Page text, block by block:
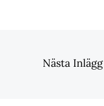
Nästa Inlägg